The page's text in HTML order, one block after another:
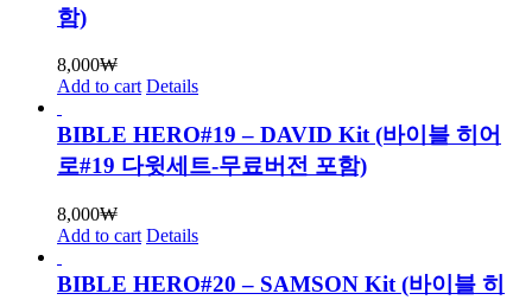
함)
8,000₩
Add to cart Details
BIBLE HERO#19 – DAVID Kit (바이블 히어
로#19 다윗세트-무료버전 포함)
8,000₩
Add to cart Details
BIBLE HERO#20 – SAMSON Kit (바이블 히